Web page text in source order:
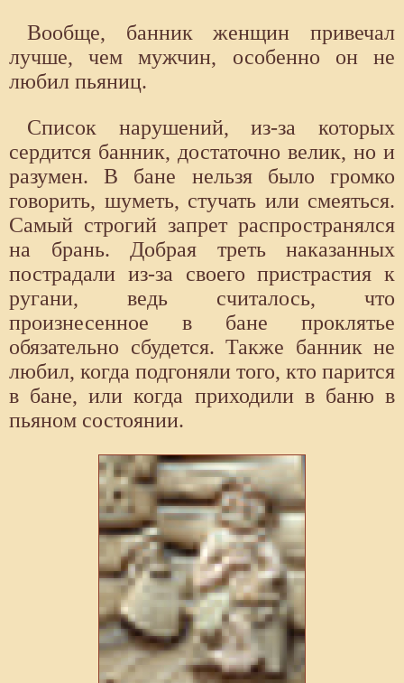
Вообще, банник женщин привечал
лучше, чем мужчин, особенно он не
любил пьяниц.
Список нарушений, из-за которых
сердится банник, достаточно велик, но и
разумен. В бане нельзя было громко
говорить, шуметь, стучать или смеяться.
Самый строгий запрет распространялся
на брань. Добрая треть наказанных
пострадали из-за своего пристрастия к
ругани, ведь считалось, что
произнесенное в бане проклятье
обязательно сбудется. Также банник не
любил, когда подгоняли того, кто парится
в бане, или когда приходили в баню в
пьяном состоянии.